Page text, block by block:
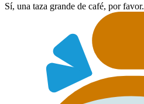
Sí, una taza grande de café, por favor.